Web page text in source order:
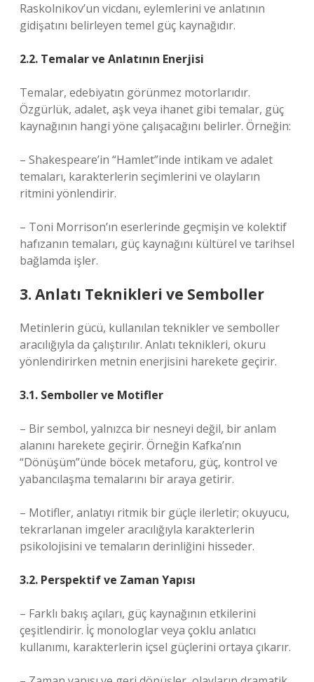
Raskolnikov’un vicdanı, eylemlerini ve anlatının
gidişatını belirleyen temel güç kaynağıdır.
2.2. Temalar ve Anlatının Enerjisi
Temalar, edebiyatın görünmez motorlarıdır.
Özgürlük, adalet, aşk veya ihanet gibi temalar, güç
kaynağının hangi yöne çalışacağını belirler. Örneğin:
– Shakespeare’in “Hamlet”inde intikam ve adalet
temaları, karakterlerin seçimlerini ve olayların
ritmini yönlendirir.
– Toni Morrison’ın eserlerinde geçmişin ve kolektif
hafızanın temaları, güç kaynağını kültürel ve tarihsel
bağlamda işler.
3. Anlatı Teknikleri ve Semboller
Metinlerin gücü, kullanılan teknikler ve semboller
aracılığıyla da çalıştırılır. Anlatı teknikleri, okuru
yönlendirirken metnin enerjisini harekete geçirir.
3.1. Semboller ve Motifler
– Bir sembol, yalnızca bir nesneyi değil, bir anlam
alanını harekete geçirir. Örneğin Kafka’nın
“Dönüşüm”ünde böcek metaforu, güç, kontrol ve
yabancılaşma temalarını bir araya getirir.
– Motifler, anlatıyı ritmik bir güçle ilerletir; okuyucu,
tekrarlanan imgeler aracılığıyla karakterlerin
psikolojisini ve temaların derinliğini hisseder.
3.2. Perspektif ve Zaman Yapısı
– Farklı bakış açıları, güç kaynağının etkilerini
çeşitlendirir. İç monologlar veya çoklu anlatıcı
kullanımı, karakterlerin içsel güçlerini ortaya çıkarır.